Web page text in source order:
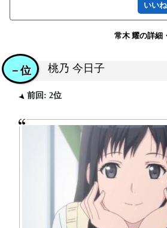
いい
常木 耀の詳細
桃乃 今日子
－位
前回: 2位